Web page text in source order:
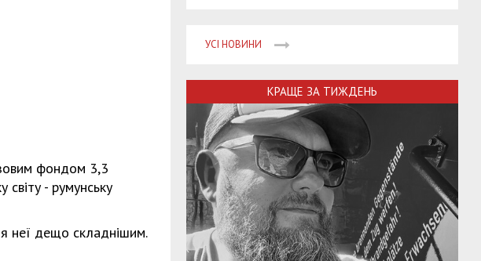
фондом 3,3
- румунську
неї дещо складнішим.
УСІ НОВИНИ
КРАЩЕ ЗА ТИЖДЕНЬ